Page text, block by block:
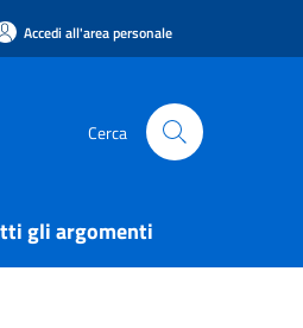
Accedi all'area personale
Cerca
gli argomenti